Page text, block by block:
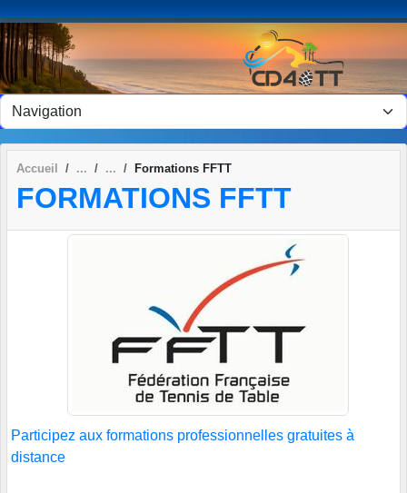
Accueil Formations FFTT
FORMATIONS FFTT
Participez aux formations professionnelles gratuites à
distance